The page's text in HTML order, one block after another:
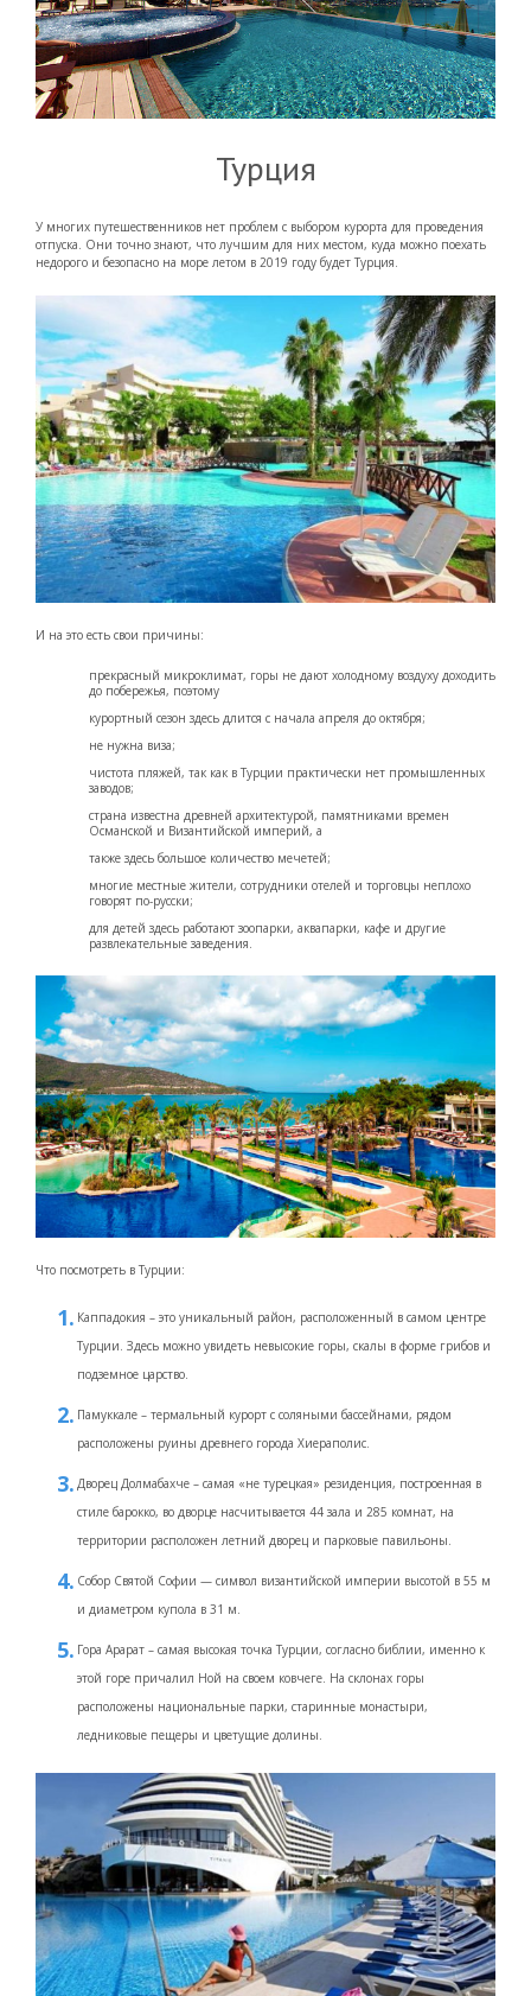
Турция
У многих путешественников нет проблем с выбором курорта для проведения
отпуска. Они точно знают, что лучшим для них местом, куда можно поехать
недорого и безопасно на море летом в 2019 году будет Турция.
И на это есть свои причины:
прекрасный микроклимат, горы не дают холодному воздуху доходить
до побережья, поэтому
курортный сезон здесь длится с начала апреля до октября;
не нужна виза;
чистота пляжей, так как в Турции практически нет промышленных
заводов;
страна известна древней архитектурой, памятниками времен
Османской и Византийской империй, а
также здесь большое количество мечетей;
многие местные жители, сотрудники отелей и торговцы неплохо
говорят по-русски;
для детей здесь работают зоопарки, аквапарки, кафе и другие
развлекательные заведения.
Что посмотреть в Турции:
Каппадокия – это уникальный район, расположенный в самом центре
Турции. Здесь можно увидеть невысокие горы, скалы в форме грибов и
подземное царство.
Памуккале – термальный курорт с соляными бассейнами, рядом
расположены руины древнего города Хиераполис.
Дворец Долмабахче – самая «не турецкая» резиденция, построенная в
стиле барокко, во дворце насчитывается 44 зала и 285 комнат, на
территории расположен летний дворец и парковые павильоны.
Собор Святой Софии — символ византийской империи высотой в 55 м
и диаметром купола в 31 м.
Гора Арарат – самая высокая точка Турции, согласно библии, именно к
этой горе причалил Ной на своем ковчеге. На склонах горы
расположены национальные парки, старинные монастыри,
ледниковые пещеры и цветущие долины.